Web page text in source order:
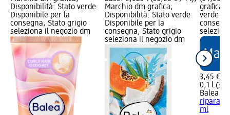
Disponibilità: Stato verde
Disponibile per la
consegna, Stato grigio
seleziona il negozio dm
Marchio dm grafica;
Disponibilità: Stato verde
Disponibile per la
consegna, Stato grigio
seleziona il negozio dm
grafica;
verde
3,45 €
0,1 l
Balea
ml